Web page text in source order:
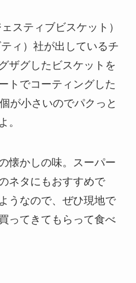
スティブビスケット）
ィ）社が出しているチ
ザグしたビスケットを
トでコーティングした
が小さいのでパクっと
。
懐かしの味。スーパー
ネタにもおすすめで
うなので、ぜひ現地で
ってきてもらって食べ